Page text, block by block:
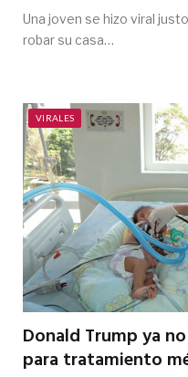
Una joven se hizo viral
robar su casa…
VIRALES
Donald Trump ya
para tratamiento